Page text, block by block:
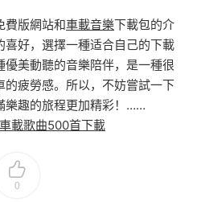
費版網站和車載音樂下載包的介
好，選擇一種适合自己的下載
美動聽的音樂陪伴，是一種很
疲勞感。所以，不妨嘗試一下
樂趣的旅程更加精彩！……
載歌曲500首下載
0